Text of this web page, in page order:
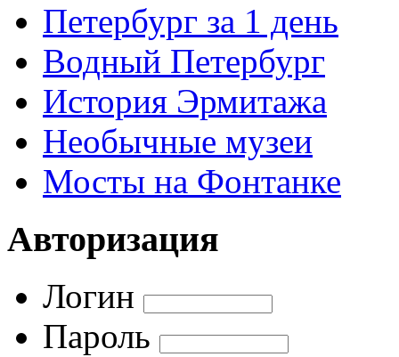
Петербург за 1 день
Водный Петербург
История Эрмитажа
Необычные музеи
Мосты на Фонтанке
Авторизация
Логин
Пароль